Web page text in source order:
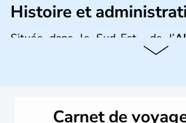
Histoire et
Située dans le Sud-Est de l’
fait partie
conservateur.Carnet de